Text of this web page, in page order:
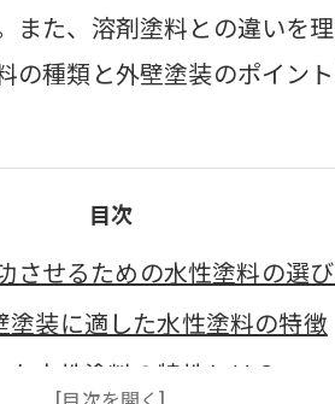
た、溶剤塗料との違いを
種類と外壁塗装のポイン
目次
させるための水性塗料の選
装に適した水性塗料の特徴
水性塗料の特性とは？